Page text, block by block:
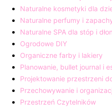
Naturalne kosmetyki dla
Naturalne perfumy i
Naturalne SPA dla stóp i
Ogrodowe DIY
Organiczne farby i lakiery
Planowanie, bullet journal i
Projektowanie przestrzeni
Przechowywanie i
Przestrzeń Czytelników